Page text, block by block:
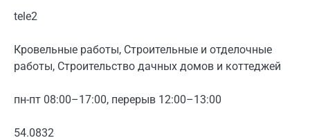
tele2
Кровельные работы, Строительные и отделочные
работы, Строительство дачных домов и коттеджей
пн-пт 08:00–17:00, перерыв 12:00–13:00
54.0832